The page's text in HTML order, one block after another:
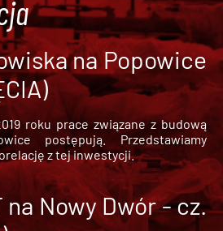
na Popowice
roku prace związane z budową
postępują. Przedstawiamy
z tej inwestycji.
na Nowy Dwór - cz.